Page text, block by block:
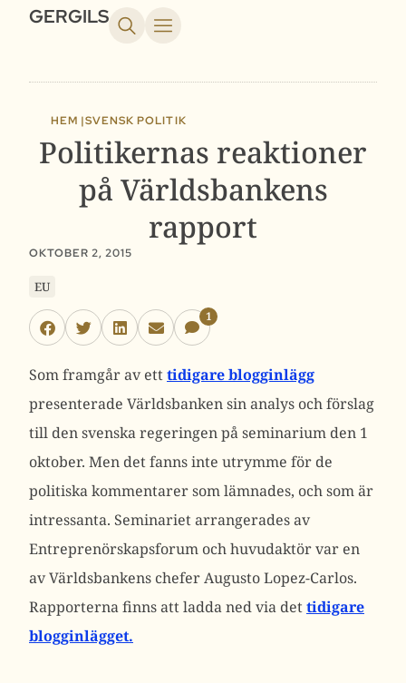
GERGILS
HEM |SVENSK POLITIK
Politikernas reaktioner
på Världsbankens
rapport
OKTOBER 2, 2015
EU
1
Som framgår av etttidigare blogginlägg
presenterade Världsbanken sin analys och förslag
till den svenska regeringen på seminarium den 1
oktober. Men det fanns inte utrymme för de
politiska kommentarer som lämnades, och som är
intressanta. Seminariet arrangerades av
Entreprenörskapsforum och huvudaktör var en
av Världsbankens chefer Augusto Lopez-Carlos.
Rapporterna finns att ladda ned via dettidigare
blogginlägget.